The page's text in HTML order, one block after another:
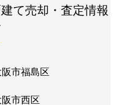
て売却・査定情報
市福島区
市西区